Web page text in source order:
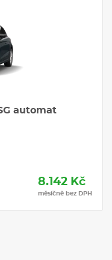
automat
8.142 Kč
měsíčně bez DPH